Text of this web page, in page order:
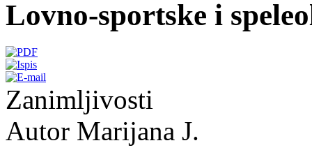
Lovno-sportske i
Zanimljivosti
Autor Marijana J.